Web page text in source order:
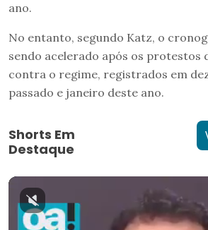
ano.
No entanto, segundo Katz, o
sendo acelerado após os protestos
contra o regime, registrados em
passado e janeiro deste ano.
Shorts Em
Destaque